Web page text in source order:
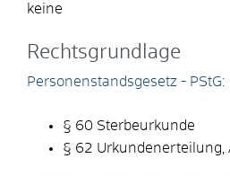
keine
Rechtsgrundlage
Personenstandsgesetz - PStG:
§ 60 Sterbeurkunde
§ 62 Urkundenerteilung,